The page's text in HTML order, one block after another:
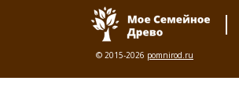
© 2015-2026 pomnirod.ru